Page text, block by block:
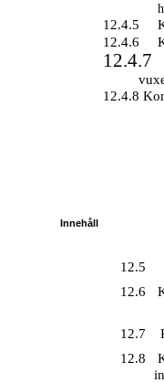
12.4.5
12.4.6
12.4.7
12.4.8
Innehåll
12.5
12.6
12.7
12.8